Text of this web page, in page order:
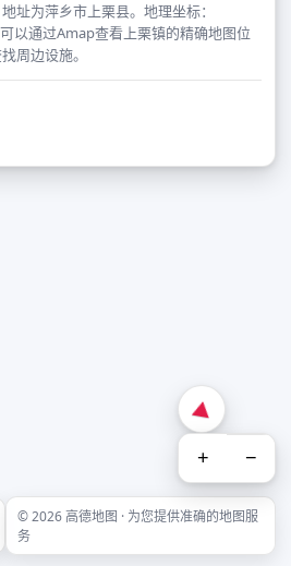
址为萍乡市上栗县。地理坐标：
以通过Amap查看上栗镇的精确地图位
周边设施。
+ −
© 2026 高德地图 · 为您提供准确的地图服
务